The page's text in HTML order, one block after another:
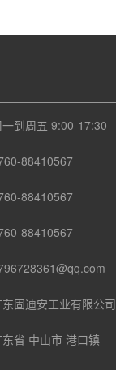
到周五 9:00-17:30
88410567
88410567
88410567
固迪安工业有限公司
省 中山市 港口镇